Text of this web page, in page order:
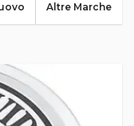
Altre Marche